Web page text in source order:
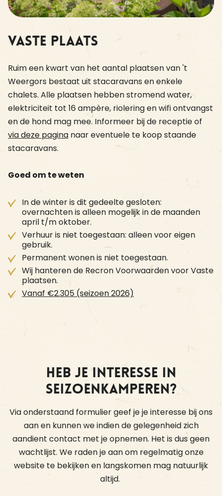
Vaste plaats
Ruim een kwart van het aantal plaatsen van 't
Weergors bestaat uit stacaravans en enkele
chalets. Alle plaatsen hebben stromend water,
elektriciteit tot 16 ampère, riolering en wifi ontvangst
en de hond mag mee. Informeer bij de receptie of
via deze pagina naar eventuele te koop staande
stacaravans.
Goed om te weten
In de winter is dit gedeelte gesloten:
overnachten is alleen mogelijk in de maanden
april t/m oktober.
Verhuur is niet toegestaan: alleen voor eigen
gebruik.
Permanent wonen is niet toegestaan.
Wij hanteren de Recron Voorwaarden voor Vaste
plaatsen.
Vanaf €2.305 (seizoen 2026)
Heb je interesse in
seizoenkamperen?
Via onderstaand formulier geef je je interesse bij ons
aan en kunnen we indien de gelegenheid zich
aandient contact met je opnemen. Het is dus geen
wachtlijst. We raden je aan om regelmatig onze
website te bekijken en langskomen mag natuurlijk
altijd.